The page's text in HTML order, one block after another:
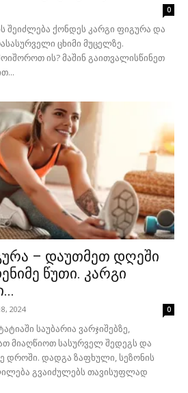
0
შეიძლება ქონდეს კარგი ფიგურა და
ცხიმი მუცელზე.
ის? მაშინ გაითვალისწინეთ
– დაუთმეთ დღეში
წუთი. კარგი
2024 0
საუბარია ვარჯიშებზე,
მიაღწიოთ სასურველ შედეგს და
დროში. დადგა ზაფხული, სეზონის
გვაიძულებს თავისუფლად